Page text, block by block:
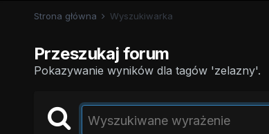
Strona główna Wyszukiwarka
Przeszukaj forum
Pokazywanie wyników dla tagów 'zelazny'.